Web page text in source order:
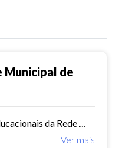
Municipal de
Ver mais